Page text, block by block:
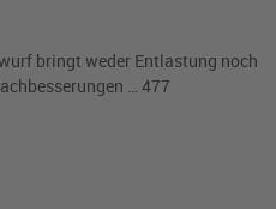
bringt weder Entlastung noch
… 477